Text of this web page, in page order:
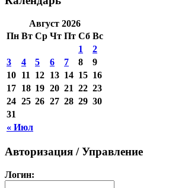
Август 2026
Пн Вт Ср Чт Пт Сб Вс
« Июл
1
2
3
4 5 6 7 8
9
10 11 12 13 14 15 16
17 18 19 20 21 22 23
24 25 26 27 28 29 30
31
Авторизация / Управление
Логин: